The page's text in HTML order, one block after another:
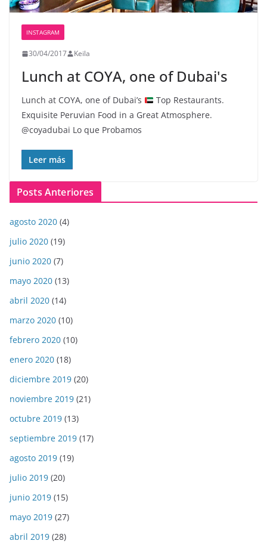
INSTAGRAM
30/04/2017 Keila
Lunch at COYA, one of Dubai's
Lunch at COYA, one of Dubai’s
Top Restaurants.
Exquisite Peruvian Food in a Great Atmosphere.
@coyadubai Lo que Probamos
Leer más
Posts Anteriores
agosto 2020 (4)
julio 2020 (19)
junio 2020 (7)
mayo 2020 (13)
abril 2020 (14)
marzo 2020 (10)
febrero 2020 (10)
enero 2020 (18)
diciembre 2019 (20)
noviembre 2019 (21)
octubre 2019 (13)
septiembre 2019 (17)
agosto 2019 (19)
julio 2019 (20)
junio 2019 (15)
mayo 2019 (27)
abril 2019 (28)